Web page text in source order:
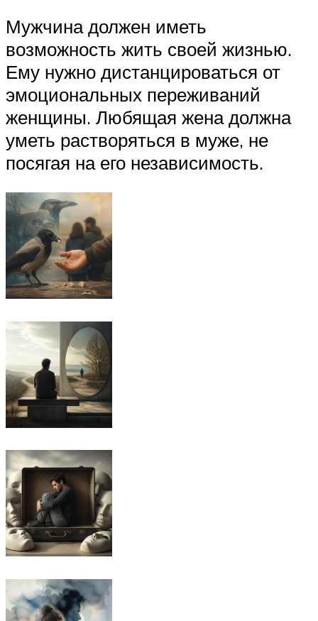
Мужчина должен иметь
возможность жить своей жизнью.
Ему нужно дистанцироваться от
эмоциональных переживаний
женщины. Любящая жена должна
уметь растворяться в муже, не
посягая на его независимость.